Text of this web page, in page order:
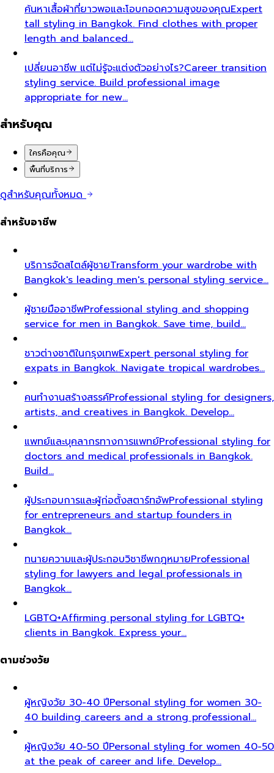
ค้นหาเสื้อผ้าที่ยาวพอและโอบกอดความสูงของคุณExpert
tall styling in Bangkok. Find clothes with proper
length and balanced…
เปลี่ยนอาชีพ แต่ไม่รู้จะแต่งตัวอย่างไร?Career transition
styling service. Build professional image
appropriate for new…
สำหรับคุณ
ใครคือคุณ
พื้นที่บริการ
ดูสำหรับคุณทั้งหมด
สำหรับอาชีพ
บริการจัดสไตล์ผู้ชายTransform your wardrobe with
Bangkok's leading men's personal styling service…
ผู้ชายมืออาชีพProfessional styling and shopping
service for men in Bangkok. Save time, build…
ชาวต่างชาติในกรุงเทพExpert personal styling for
expats in Bangkok. Navigate tropical wardrobes…
คนทำงานสร้างสรรค์Professional styling for designers,
artists, and creatives in Bangkok. Develop…
แพทย์และบุคลากรทางการแพทย์Professional styling for
doctors and medical professionals in Bangkok.
Build…
ผู้ประกอบการและผู้ก่อตั้งสตาร์ทอัพProfessional styling
for entrepreneurs and startup founders in
Bangkok…
ทนายความและผู้ประกอบวิชาชีพกฎหมายProfessional
styling for lawyers and legal professionals in
Bangkok…
LGBTQ+Affirming personal styling for LGBTQ+
clients in Bangkok. Express your…
ตามช่วงวัย
ผู้หญิงวัย 30-40 ปีPersonal styling for women 30-
40 building careers and a strong professional…
ผู้หญิงวัย 40-50 ปีPersonal styling for women 40-50
at the peak of career and life. Develop…